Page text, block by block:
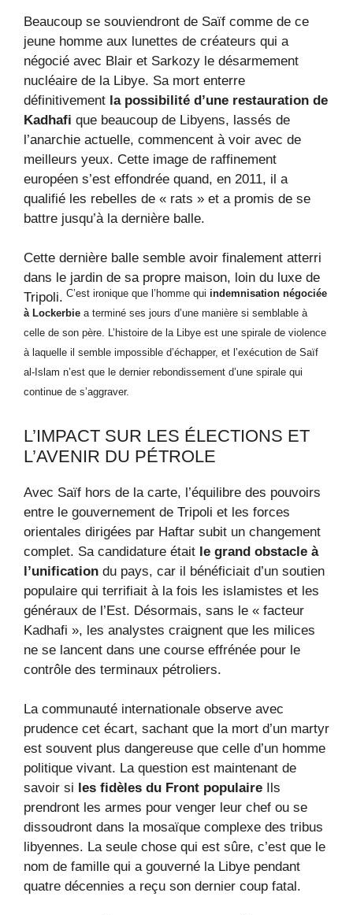
Beaucoup se souviendront de Saïf comme de ce
jeune homme aux lunettes de créateurs qui a
négocié avec Blair et Sarkozy le désarmement
nucléaire de la Libye. Sa mort enterre
définitivement la possibilité d’une restauration de
Kadhafi que beaucoup de Libyens, lassés de
l’anarchie actuelle, commencent à voir avec de
meilleurs yeux. Cette image de raffinement
européen s’est effondrée quand, en 2011, il a
qualifié les rebelles de « rats » et a promis de se
battre jusqu’à la dernière balle.
Cette dernière balle semble avoir finalement atterri
dans le jardin de sa propre maison, loin du luxe de
Tripoli. C’est ironique que l’homme qui indemnisation négociée
à Lockerbie a terminé ses jours d’une manière si semblable à
celle de son père. L’histoire de la Libye est une spirale de violence
à laquelle il semble impossible d’échapper, et l’exécution de Saïf
al-Islam n’est que le dernier rebondissement d’une spirale qui
continue de s’aggraver.
L’IMPACT SUR LES ÉLECTIONS ET
L’AVENIR DU PÉTROLE
Avec Saïf hors de la carte, l’équilibre des pouvoirs
entre le gouvernement de Tripoli et les forces
orientales dirigées par Haftar subit un changement
complet. Sa candidature était le grand obstacle à
l’unification du pays, car il bénéficiait d’un soutien
populaire qui terrifiait à la fois les islamistes et les
généraux de l’Est. Désormais, sans le « facteur
Kadhafi », les analystes craignent que les milices
ne se lancent dans une course effrénée pour le
contrôle des terminaux pétroliers.
La communauté internationale observe avec
prudence cet écart, sachant que la mort d’un martyr
est souvent plus dangereuse que celle d’un homme
politique vivant. La question est maintenant de
savoir si les fidèles du Front populaire Ils
prendront les armes pour venger leur chef ou se
dissoudront dans la mosaïque complexe des tribus
libyennes. La seule chose qui est sûre, c’est que le
nom de famille qui a gouverné la Libye pendant
quatre décennies a reçu son dernier coup fatal.